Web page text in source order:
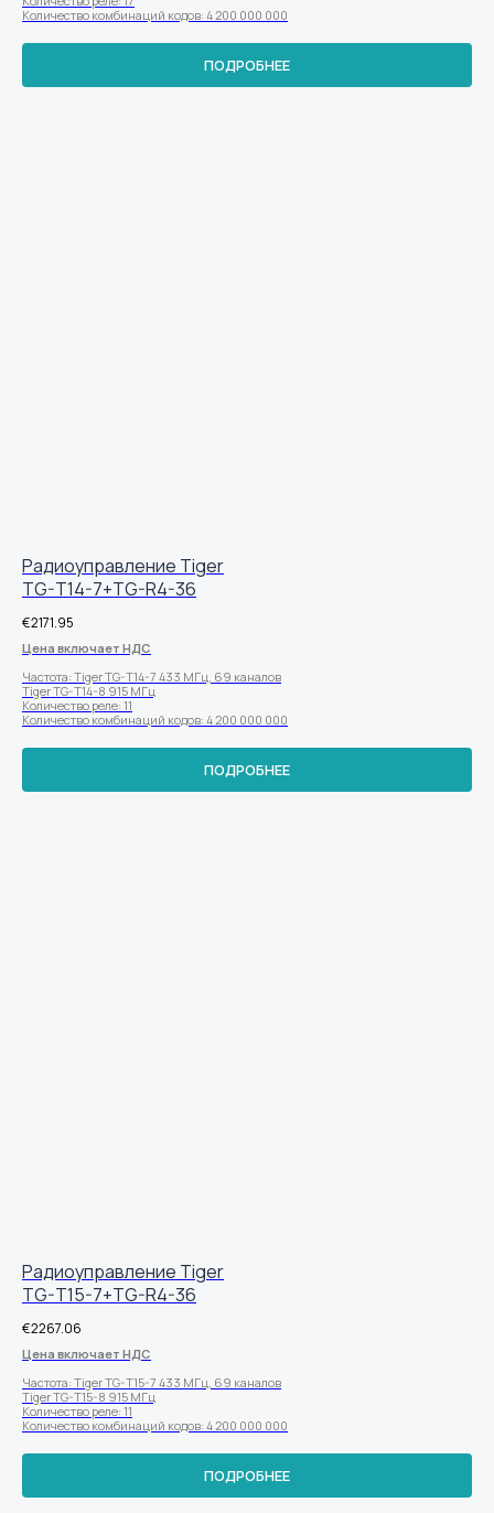
Количество комбинаций кодов: 4 200 000 000
ПОДРОБНЕЕ
Радиоуправление Tiger
TG-T14-7+TG-R4-36
€2171.95
Цена включает НДС
Частота: Tiger TG-T14-7 433 МГц, 69 каналов
Tiger TG-T14-8 915 МГц
Количество реле: 11
Количество комбинаций кодов: 4 200 000 000
ПОДРОБНЕЕ
Радиоуправление Tiger
TG-T15-7+TG-R4-36
€2267.06
Цена включает НДС
Частота: Tiger TG-T15-7 433 МГц, 69 каналов
Tiger TG-T15-8 915 МГц
Количество реле: 11
Количество комбинаций кодов: 4 200 000 000
ПОДРОБНЕЕ